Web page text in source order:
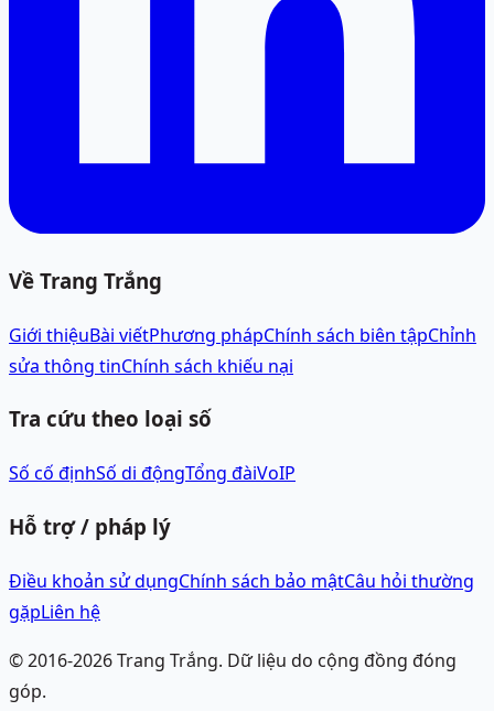
Về Trang Trắng
Giới thiệuBài viếtPhương phápChính sách biên tậpChỉnh
sửa thông tinChính sách khiếu nại
Tra cứu theo loại số
Số cố địnhSố di độngTổng đàiVoIP
Hỗ trợ / pháp lý
Điều khoản sử dụngChính sách bảo mậtCâu hỏi thường
gặpLiên hệ
© 2016-2026Trang Trắng. Dữ liệu do cộng đồng đóng
góp.